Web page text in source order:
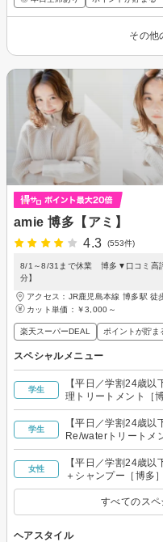
その他
amie 博多【アミ】
4.3
(553件)
8/1～8/31まで休業 博多▼口コミ高
分】
アクセス：JR鹿児島本線 博多駅 徒
カット単価： ￥3,000～
楽天スーパーDEAL ポイントが貯ま
スペシャルメニュー
学生
【平日／学割24歳
理トリートメント［博
学生
【平日／学割24歳以
Re/waterトリートメ
女性
【平日／学割24歳以
＋シャンプー［博多］
すべてのス
ヘアスタイル